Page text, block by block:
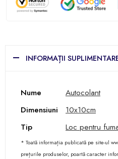
INFORMAȚII
Nume
Autocolant
Dimensiuni
10x10cm
Tip
Loc pentru
* Toată informația publicată pe site-ul
prețurile produselor, poartă caracter